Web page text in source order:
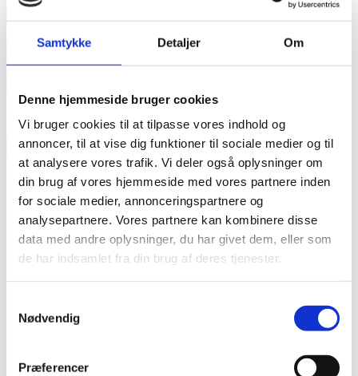
Samtykke Detaljer Om
Denne hjemmeside bruger cookies
Vi bruger cookies til at tilpasse vores indhold og
annoncer, til at vise dig funktioner til sociale medier og til
at analysere vores trafik. Vi deler også oplysninger om
din brug af vores hjemmeside med vores partnere inden
for sociale medier, annonceringspartnere og
analysepartnere. Vores partnere kan kombinere disse
data med andre oplysninger, du har givet dem, eller som
de har indsamlet fra din brug af deres tjenester.
Nødvendig
Præferencer
annonce
annonce
RAINBOW BUSINESS DENMARK